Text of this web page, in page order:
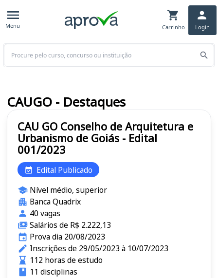
Menu Carrinho Login
Buscar
CAU GO Conselho de Arquitetura e
Urbanismo de Goiás - Edital
001/2023
Edital Publicado
Nível médio, superior
Banca Quadrix
40 vagas
Salários de R$ 2.222,13
Prova dia 20/08/2023
Inscrições de 29/05/2023 à 10/07/2023
112 horas de estudo
11 disciplinas
CAUGO - Destaques